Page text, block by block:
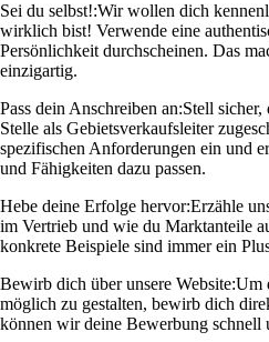
Sei du selbst!:Wir wollen dich
wirklich bist! Verwende eine
Persönlichkeit durchscheinen. Das
einzigartig.
Pass dein Anschreiben an:Stell sicher,
Stelle als Gebietsverkaufsleiter
spezifischen Anforderungen ein und
und Fähigkeiten dazu passen.
Hebe deine Erfolge hervor:Erzähle
im Vertrieb und wie du Marktanteile
konkrete Beispiele sind immer ein
Bewirb dich über unsere Website:Um
möglich zu gestalten, bewirb dich
können wir deine Bewerbung schnell